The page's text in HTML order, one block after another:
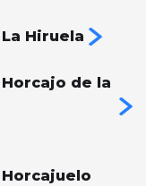
Hiruela
de la